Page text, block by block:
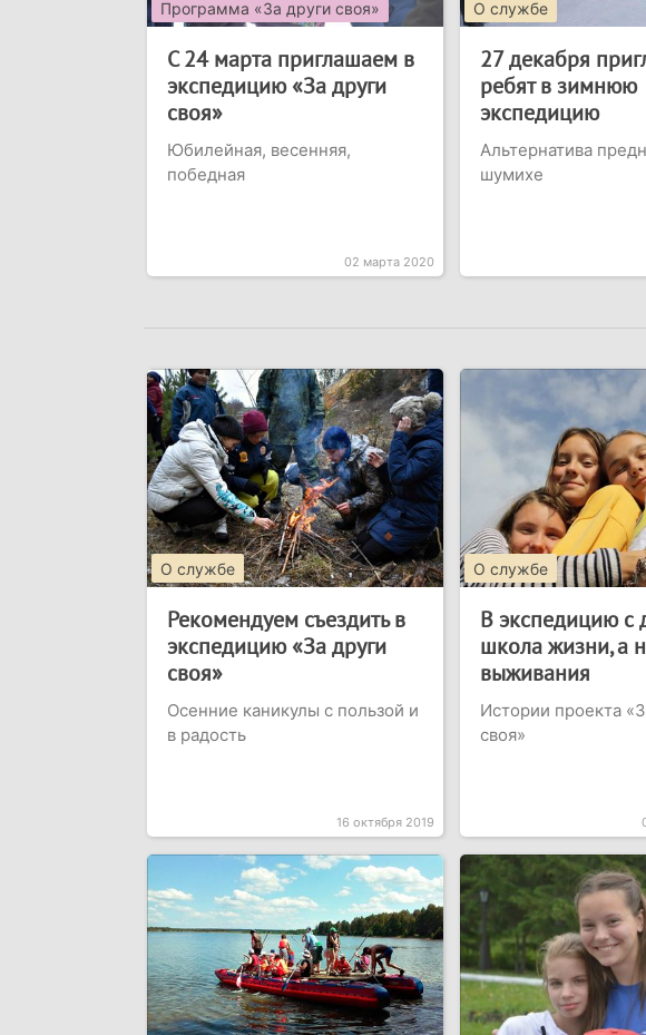
Программа «За други своя»
С 24 марта приглашаем в
экспедицию «За други
своя»
Юбилейная, весенняя,
победная
02 марта 2020
О службе
27 декабря
ребят в зимнюю
экспедицию
Альтернатива
шумихе
О службе
Рекомендуем съездить в
экспедицию «За други
своя»
Осенние каникулы с пользой и
в радость
16 октября 2019
О службе
В экспедицию с
школа жизни, а
выживания
Истории проекта
своя»